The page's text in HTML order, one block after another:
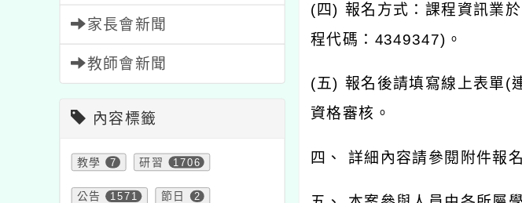
家長會新聞
教師會新聞
內容標籤
教學 7 研習 1706
公告 1571 節日 2
(四) 報名方式：課程資訊業
程代碼：4349347)。
(五) 報名後請填寫線上表單(
資格審核。
四、 詳細內容請參閱附件報